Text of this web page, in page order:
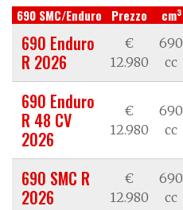
690 SMC/Enduro Prezzo cm3
690 Enduro
R 2026
€
12.980
690
cc
690 Enduro
R 48 CV
2026
€
12.980
690
cc
690 SMC R
2026
€
12.980
690
cc